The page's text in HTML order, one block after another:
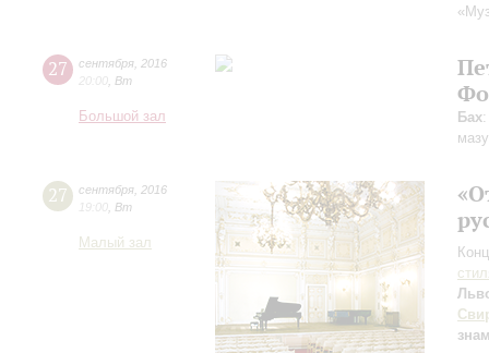
27 сентября 2016
20:00 Вт
Большой зал Бах
27 сентября 2016
19:00 Вт
Малый зал